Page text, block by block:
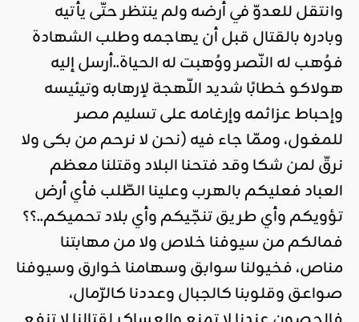
وانتقل للعدوّ في أرضه ولم ينتظر حتّى يأتيه
وبادره بالقتال قبل أن يهاجمه وطلب الشهادة
فوُهب له النّصر ووُهبت له الحياة..أرسل إليه
هولاكو خطابًا شديد اللّهجة لإرهابه وتيئيسه
وإحباط عزائمه وإرغامه على تسليم مصر
للمغول، وممّا جاء فيه (نحن لا نرحم من بكى ولا
نرقّ لمن شكا وقد فتحنا البلاد وقتلنا معظم
العباد فعليكم بالهرب وعلينا الطّلب فأي أرض
تؤويكم وأي طريق تنجّيكم وأي بلاد تحميكم..؟؟
فمالكم من سيوفنا خلاص ولا من مهابتنا
مناص، فخيولنا سوابق وسهامنا خوارق وسيوفنا
صواعق وقلوبنا كالجبال وعددنا كالرّمال،